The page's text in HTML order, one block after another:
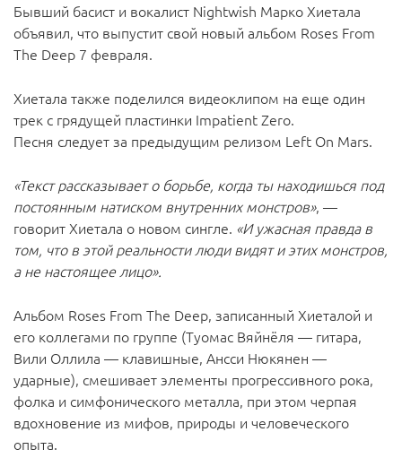
Бывший басист и вокалист Nightwish Марко Хиетала
объявил, что выпустит свой новый альбом Roses From
The Deep 7 февраля.
Хиетала также поделился видеоклипом на еще один
трек с грядущей пластинки Impatient Zero.
Песня следует за предыдущим релизом Left On Mars.
«Текст рассказывает о борьбе, когда ты находишься под
постоянным натиском внутренних монстров», —
говорит Хиетала о новом сингле. «И ужасная правда в
том, что в этой реальности люди видят и этих монстров,
а не настоящее лицо».
Альбом Roses From The Deep, записанный Хиеталой и
его коллегами по группе (Туомас Вяйнёля — гитара,
Вили Оллила — клавишные, Ансси Нюкянен —
ударные), смешивает элементы прогрессивного рока,
фолка и симфонического металла, при этом черпая
вдохновение из мифов, природы и человеческого
опыта.